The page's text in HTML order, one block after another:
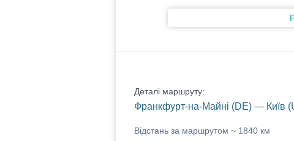
Деталі маршруту:
Франкфурт-на-Майні (DE) — Київ
Відстань за маршрутом ~ 1840 км